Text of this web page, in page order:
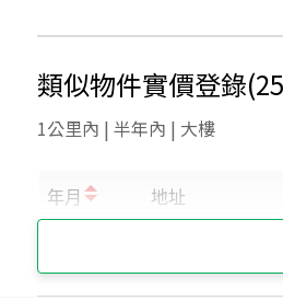
類似物件實價登錄(25
1公里內 | 半年內 | 大樓